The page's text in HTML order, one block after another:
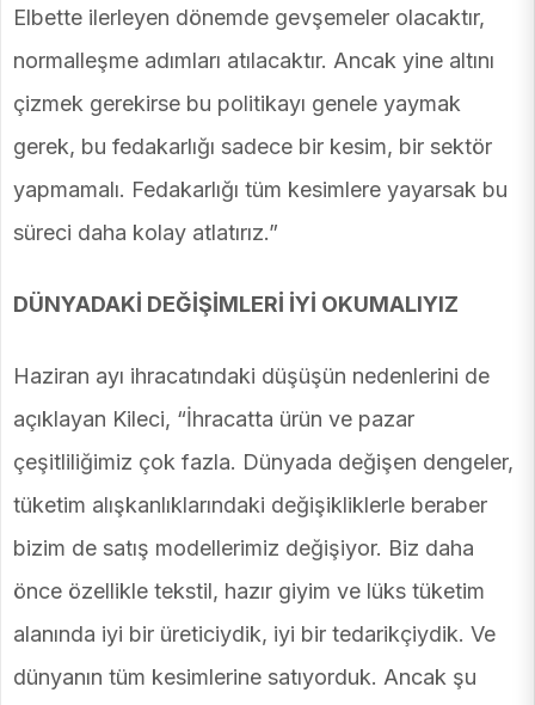
Elbette ilerleyen dönemde gevşemeler olacaktır,
normalleşme adımları atılacaktır. Ancak yine altını
çizmek gerekirse bu politikayı genele yaymak
gerek, bu fedakarlığı sadece bir kesim, bir sektör
yapmamalı. Fedakarlığı tüm kesimlere yayarsak bu
süreci daha kolay atlatırız.”
DÜNYADAKİ DEĞİŞİMLERİ İYİ OKUMALIYIZ
Haziran ayı ihracatındaki düşüşün nedenlerini de
açıklayan Kileci, “İhracatta ürün ve pazar
çeşitliliğimiz çok fazla. Dünyada değişen dengeler,
tüketim alışkanlıklarındaki değişikliklerle beraber
bizim de satış modellerimiz değişiyor. Biz daha
önce özellikle tekstil, hazır giyim ve lüks tüketim
alanında iyi bir üreticiydik, iyi bir tedarikçiydik. Ve
dünyanın tüm kesimlerine satıyorduk. Ancak şu